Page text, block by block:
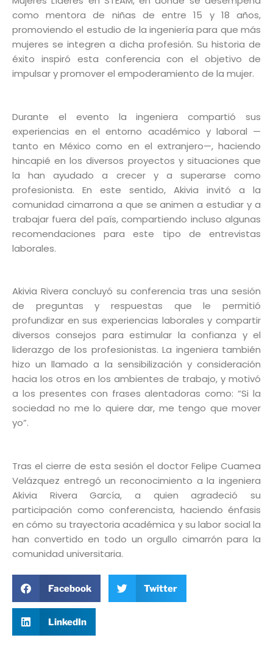
como mentora de niñas de entre 15 y 18 años,
promoviendo el estudio de la ingeniería para que más
mujeres se integren a dicha profesión. Su historia de
éxito inspiró esta conferencia con el objetivo de
impulsar y promover el empoderamiento de la mujer.
Durante el evento la ingeniera compartió sus
experiencias en el entorno académico y laboral —
tanto en México como en el extranjero—, haciendo
hincapié en los diversos proyectos y situaciones que
la han ayudado a crecer y a superarse como
profesionista. En este sentido, Akivia invitó a la
comunidad cimarrona a que se animen a estudiar y a
trabajar fuera del país, compartiendo incluso algunas
recomendaciones para este tipo de entrevistas
laborales.
Akivia Rivera concluyó su conferencia tras una sesión
de preguntas y respuestas que le permitió
profundizar en sus experiencias laborales y compartir
diversos consejos para estimular la confianza y el
liderazgo de los profesionistas. La ingeniera también
hizo un llamado a la sensibilización y consideración
hacia los otros en los ambientes de trabajo, y motivó
a los presentes con frases alentadoras como: “Si la
sociedad no me lo quiere dar, me tengo que mover
yo”.
Tras el cierre de esta sesión el doctor Felipe Cuamea
Velázquez entregó un reconocimiento a la ingeniera
Akivia Rivera García, a quien agradeció su
participación como conferencista, haciendo énfasis
en cómo su trayectoria académica y su labor social la
han convertido en todo un orgullo cimarrón para la
comunidad universitaria.
Facebook Twitter
LinkedIn